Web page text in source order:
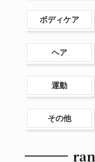
ボディケア
ヘア
運動
その他